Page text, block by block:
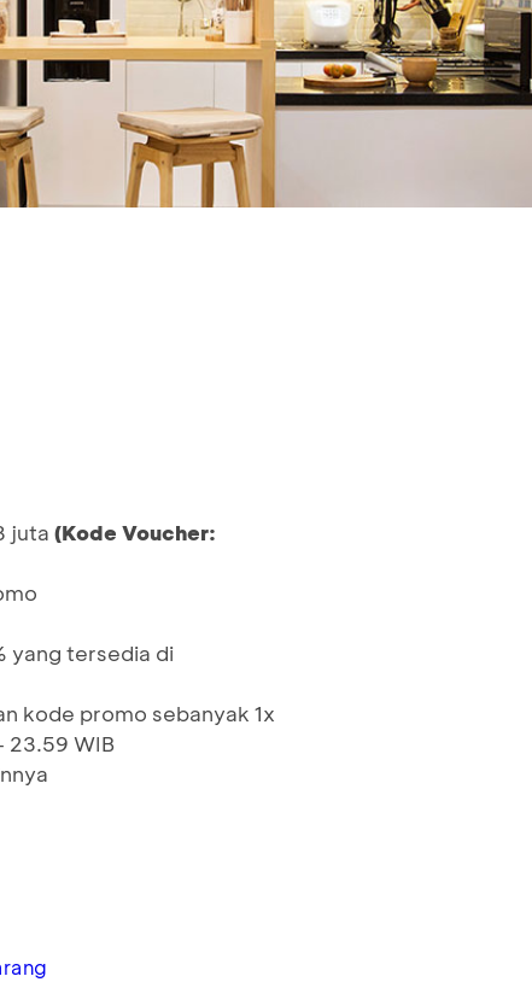
juta (Kode Voucher:
yang tersedia di
kode promo sebanyak 1x
23.59 WIB